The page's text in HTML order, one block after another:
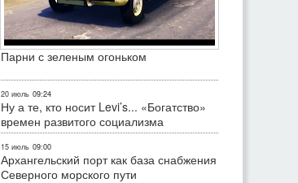
Парни с зеленым огоньком
20 июль 09:24
Ну а те, кто носит Levi’s... «Богатство»
времен развитого социализма
15 июль 09:00
Архангельский порт как база снабжения
Северного морского пути